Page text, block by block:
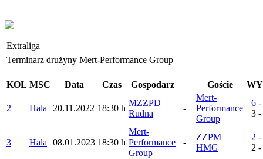
Extraliga
Terminarz drużyny Mert-Performance Group
KOL MSC Data Czas Gospodarz Goście
2 Hala 20.11.2022 18:30 h
MZZPD
Rudna
-
Mert-
Performance
Group
6 -
3 -
3 Hala 08.01.2023 18:30 h
Mert-
Performance
Group
-
ZZPM
HMG
2 -
2 -